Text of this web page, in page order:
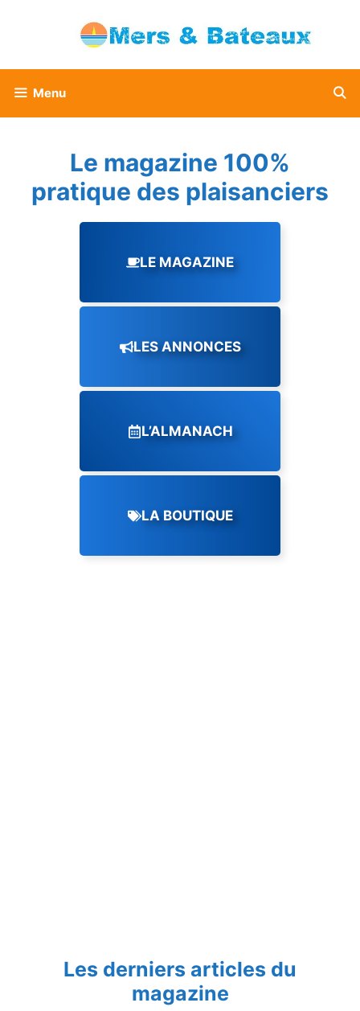
Menu
Le magazine 100%
pratique des plaisanciers
LE MAGAZINE
LES ANNONCES
L’ALMANACH
LA BOUTIQUE
Les derniers articles du
magazine